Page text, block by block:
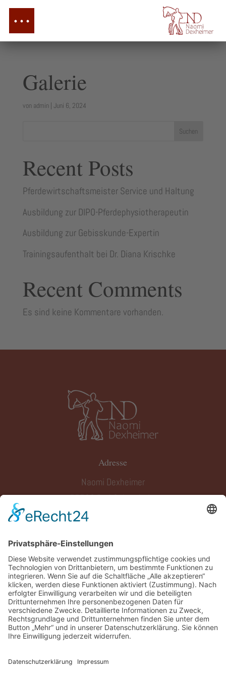
Galerie
von admin| Juni 6, 2024
Suchen
Recent Posts
Pferdewirtschaftsmeister Service und Haltung
Ausbildung zur DIPO-Pferdephysiotherapeutin
Ausbildung zur Gebisskunde-Expertin
Trainingsaufenthalt bei Dr. Diana Krischke
Recent Comments
Es sind keine Kommentare vorhanden.
Adresse
Naomi Dexheimer
55566 Bad Sobernheim
Tel: 0171 1452013
E-Mail:info@naomi-dexheimer.de